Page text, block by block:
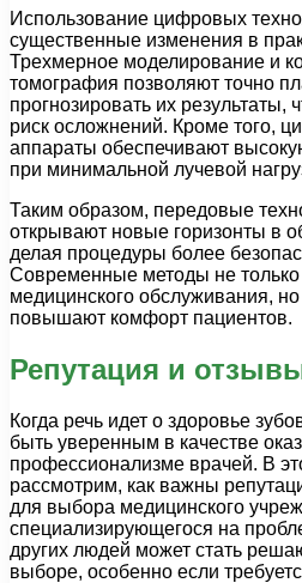
Использование цифровых
существенные изменения в
Трехмерное моделирование и
томография позволяют точно
прогнозировать их результаты,
риск осложнений. Кроме того,
аппараты обеспечивают
при минимальной лучевой
Таким образом, передовые
открывают новые горизонты в
делая процедуры более
Современные методы не только
медицинского обслуживания, но
повышают комфорт пациентов.
Репутация и
Когда речь идет о здоровье
быть уверенным в качестве
профессионализме врачей. В
рассмотрим, как важны
для выбора медицинского
специализирующегося на
других людей может стать
выборе, особенно если